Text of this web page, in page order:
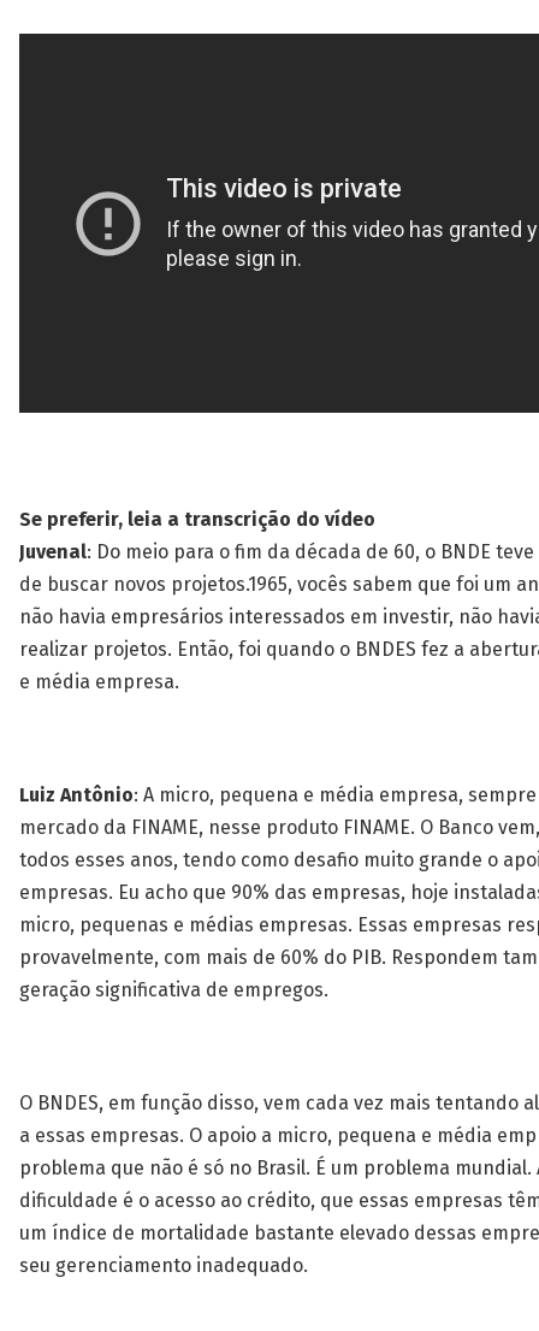
Se preferir, leia a transcrição do vídeo
Juvenal: Do meio para o fim da década de 60, o BNDE
de buscar novos projetos.1965, vocês sabem que foi um
não havia empresários interessados em investir, não
realizar projetos. Então, foi quando o BNDES fez a
e média empresa.
Luiz Antônio: A micro, pequena e média empresa,
mercado da FINAME, nesse produto FINAME. O Banco
todos esses anos, tendo como desafio muito grande o
empresas. Eu acho que 90% das empresas, hoje
micro, pequenas e médias empresas. Essas empresas
provavelmente, com mais de 60% do PIB. Respondem
geração significativa de empregos.
O BNDES, em função disso, vem cada vez mais tentando
a essas empresas. O apoio a micro, pequena e média
problema que não é só no Brasil. É um problema mundial.
dificuldade é o acesso ao crédito, que essas empresas
um índice de mortalidade bastante elevado dessas
seu gerenciamento inadequado.